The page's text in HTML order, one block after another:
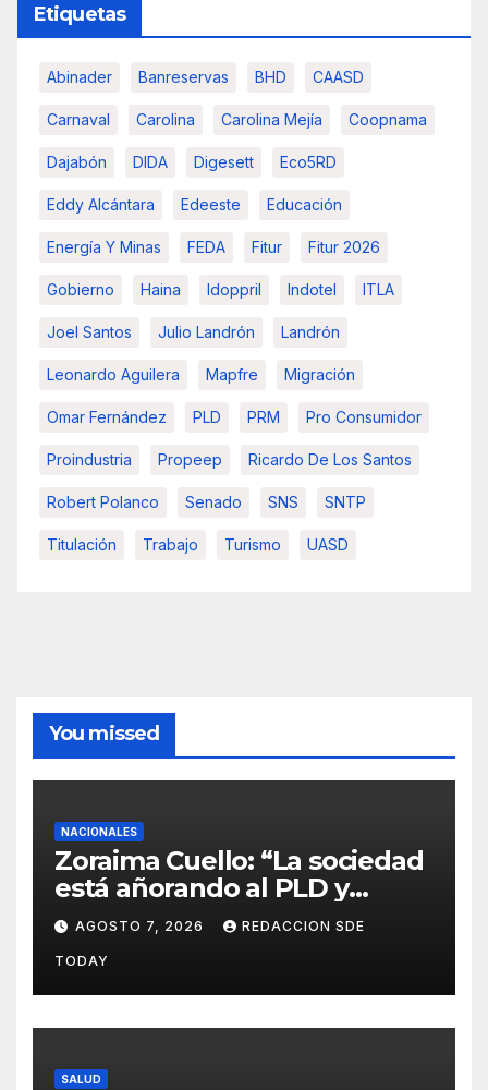
Etiquetas
Abinader Banreservas BHD CAASD
Carnaval Carolina Carolina Mejía Coopnama
Dajabón DIDA Digesett Eco5RD
Eddy Alcántara Edeeste Educación
Energía Y Minas FEDA Fitur Fitur 2026
Gobierno Haina Idoppril Indotel ITLA
Joel Santos Julio Landrón Landrón
Leonardo Aguilera Mapfre Migración
Omar Fernández PLD PRM Pro Consumidor
Proindustria Propeep Ricardo De Los Santos
Robert Polanco Senado SNS SNTP
Titulación Trabajo Turismo UASD
You missed
NACIONALES
Zoraima Cuello: “La sociedad
está añorando al PLD y
nuestro deber es comunicar
con la verdad y las
evidencias”
AGOSTO 7, 2026 REDACCION SDE
TODAY
SALUD